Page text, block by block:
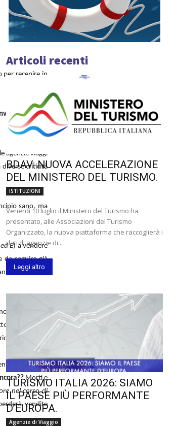
per recepire in
in totale
agenzie viaggi
criticità
sano, ma
E) a vendere
da seguire già
per la loro
e da questa
dei € 10.000
dove sono
Morti e
nel corso di
vendite
Articoli recenti
BDAV: NUOVA ACCELERAZIONE
DEL MINISTERO DEL TURISMO.
ISTITUZIONI
Venerdì 10 luglio il Ministero del Turismo ha
presentato, alle Associazioni del Turismo
Organizzato, la nuova piattaforma che raccoglierà i
dati di agenzie di...
Leggi altro
TURISMO ITALIA 2026: SIAMO
IL PAESE PIÙ PERFORMANTE
D’EUROPA.
Agenzie di Viaggio